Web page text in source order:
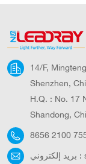
14/F,
Shenzhen,
H.Q. : No. 17
Shandong,
بريد إلكتروني :